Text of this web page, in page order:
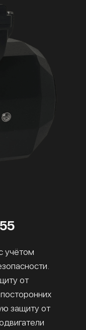
учётом
от
защиту от